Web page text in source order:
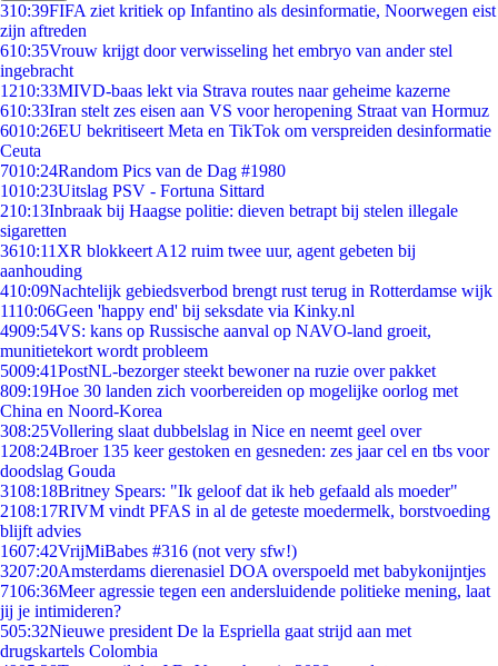
310:39FIFA ziet kritiek op Infantino als desinformatie, Noorwegen eist
zijn aftreden
610:35Vrouw krijgt door verwisseling het embryo van ander stel
ingebracht
1210:33MIVD-baas lekt via Strava routes naar geheime kazerne
610:33Iran stelt zes eisen aan VS voor heropening Straat van Hormuz
6010:26EU bekritiseert Meta en TikTok om verspreiden desinformatie
Ceuta
7010:24Random Pics van de Dag #1980
1010:23Uitslag PSV - Fortuna Sittard
210:13Inbraak bij Haagse politie: dieven betrapt bij stelen illegale
sigaretten
3610:11 XR blokkeert A12 ruim twee uur, agent gebeten bij
aanhouding
410:09Nachtelijk gebiedsverbod brengt rust terug in Rotterdamse wijk
1110:06Geen 'happy end' bij seksdate via Kinky.nl
4909:54VS: kans op Russische aanval op NAVO-land groeit,
munitietekort wordt probleem
5009:41PostNL-bezorger steekt bewoner na ruzie over pakket
809:19Hoe 30 landen zich voorbereiden op mogelijke oorlog met
China en Noord-Korea
308:25Vollering slaat dubbelslag in Nice en neemt geel over
1208:24Broer 135 keer gestoken en gesneden: zes jaar cel en tbs voor
doodslag Gouda
3108:18Britney Spears: "Ik geloof dat ik heb gefaald als moeder"
2108:17RIVM vindt PFAS in al de geteste moedermelk, borstvoeding
blijft advies
1607:42VrijMiBabes #316 (not very sfw!)
3207:20Amsterdams dierenasiel DOA overspoeld met babykonijntjes
7106:36Meer agressie tegen een andersluidende politieke mening, laat
jij je intimideren?
505:32Nieuwe president De la Espriella gaat strijd aan met
drugskartels Colombia